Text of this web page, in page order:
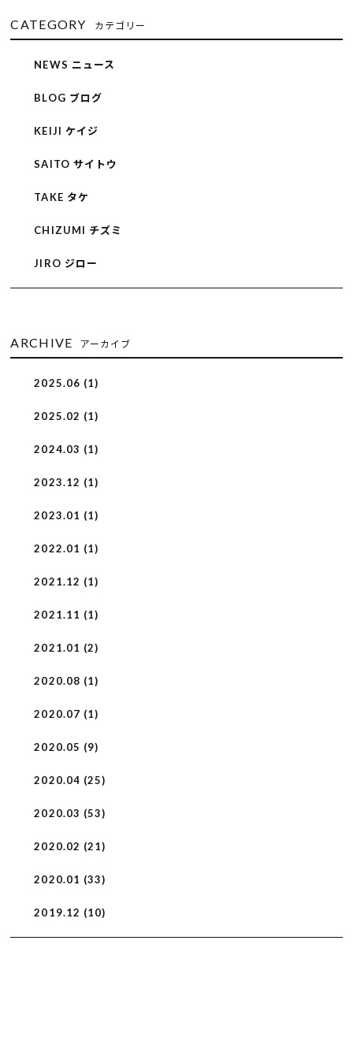
CATEGORY カテゴリー
NEWS ニュース
BLOG ブログ
KEIJI ケイジ
SAITO サイトウ
TAKE タケ
CHIZUMI チズミ
JIRO ジロー
ARCHIVE アーカイブ
2025.06 (1)
2025.02 (1)
2024.03 (1)
2023.12 (1)
2023.01 (1)
2022.01 (1)
2021.12 (1)
2021.11 (1)
2021.01 (2)
2020.08 (1)
2020.07 (1)
2020.05 (9)
2020.04 (25)
2020.03 (53)
2020.02 (21)
2020.01 (33)
2019.12 (10)